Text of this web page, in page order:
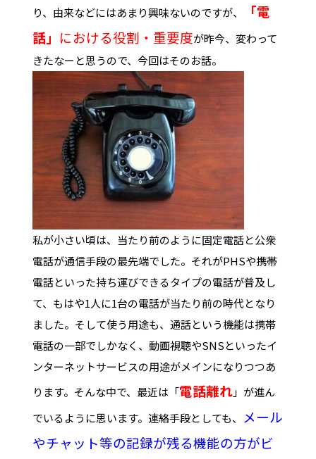
り、由来などにはあまり興味ないのですが、
「電
話」 における役割・重要度が昨今、変わって
きたなーと思うので、今回はそのお話。
私が小さい頃は、当たり前のように固定電話と公衆
電話が通信手段の最先端でした。それがPHSや携帯
電話といった持ち運びできるタイプの電話が普及し
て、もはや1人に1台の電話が当たり前の時代となり
ました。そして使う用途も、通話という機能は携帯
電話の一部でしかなく、動画視聴やSNSといったイ
ンターネットサービスの用途がメインになりつつあ
ります。そんな中で、最近は「電話離れ」が進ん
でいるように思います。連絡手段としても、
メール
やチャット等の記録が残る機能の方がビ